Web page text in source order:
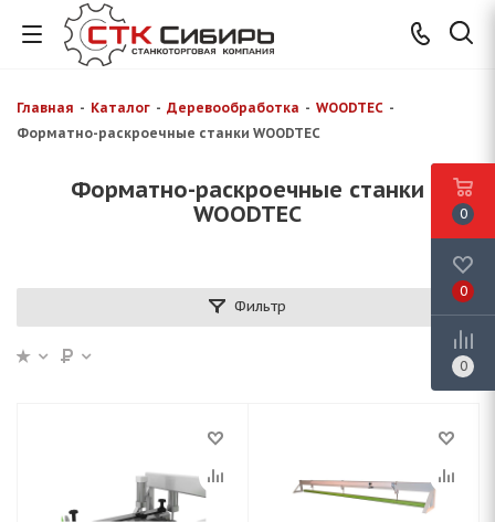
Главная - Каталог - Деревообработка - WOODTEC -
Форматно-раскроечные станки WOODTEC
Форматно-раскроечные станки
WOODTEC
Фильтр
0
0
0